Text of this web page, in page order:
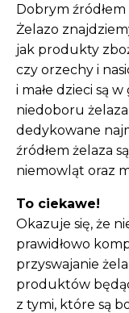
Dobrym źródłem
Żelazo
jak produkty
czy orzechy i
i małe dzieci są
niedoboru
dedykowane
źródłem żelaza
niemowląt oraz
To ciekawe!
Okazuje się, że
prawidłowo
przyswajanie
produktów
z tymi, które są